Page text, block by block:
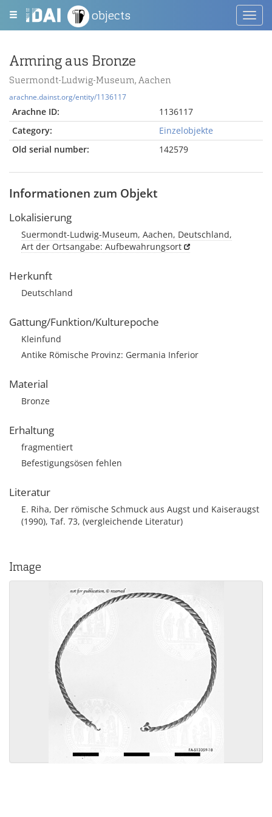
objects
Armring aus Bronze
Suermondt-Ludwig-Museum, Aachen
arachne.dainst.org/entity/1136117
Arachne ID:
1136117
Category:
Einzelobjekte
Old serial number:
142579
Informationen zum Objekt
Lokalisierung
Suermondt-Ludwig-Museum, Aachen, Deutschland,
Art der Ortsangabe: Aufbewahrungsort
Herkunft
Deutschland
Gattung/Funktion/Kulturepoche
Kleinfund
Antike Römische Provinz: Germania Inferior
Material
Bronze
Erhaltung
fragmentiert
Befestigungsösen fehlen
Literatur
E. Riha, Der römische Schmuck aus Augst und Kaiseraugst
(1990), Taf. 73, (vergleichende Literatur)
Image